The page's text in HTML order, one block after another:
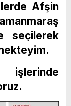
Afşin
seçilerek
işlerinde